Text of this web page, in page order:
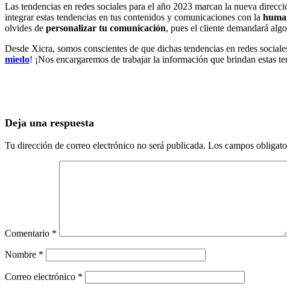
Las tendencias en redes sociales para el año 2023 marcan la nueva
integrar estas tendencias en tus contenidos y comunicaciones con la
olvides de personalizar tu comunicación, pues el cliente demandará
Desde Xicra, somos conscientes de que dichas tendencias en redes
miedo! ¡Nos encargaremos de trabajar la información que brindan estas
Deja una respuesta
Tu dirección de correo electrónico no será publicada. Los campos
Comentario *
Nombre *
Correo electrónico *